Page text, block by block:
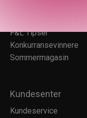
F&L Tipser
Konkurransevinnere
Sommermagasin
Kundesenter
Kundeservice